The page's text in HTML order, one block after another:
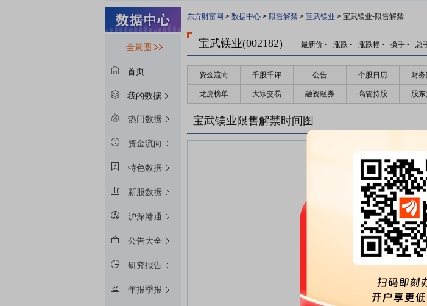
全景图
首页
我的数据
热门数据
资金流向
特色数据
新股数据
沪深港通
公告大全
研究报告
年报季报
东方财富网 > 数据中心 > 限售解禁 > 宝武镁业 > 宝武镁业-限售解禁
宝武镁业(002182) 最新价 - 涨跌 - 涨跌幅 - 换手 - 总
资金流向 千股千评 公告 个股日历 财
龙虎榜单 大宗交易 融资融券 高管持股 股
宝武镁业限售解禁时间图